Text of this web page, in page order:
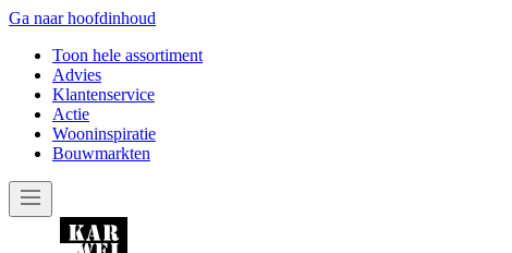
Ga naar hoofdinhoud
Toon hele assortiment
Advies
Klantenservice
Actie
Wooninspiratie
Bouwmarkten